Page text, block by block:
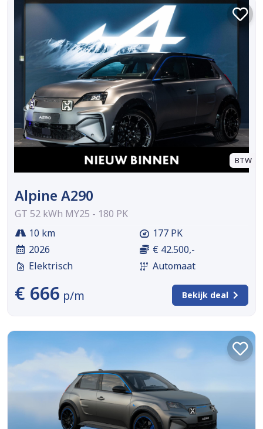
BTW
Alpine A290
GT 52 kWh MY25 - 180 PK
10 km
2026
Elektrisch
177 PK
€ 42.500,-
Automaat
€ 666 p/m Bekijk deal